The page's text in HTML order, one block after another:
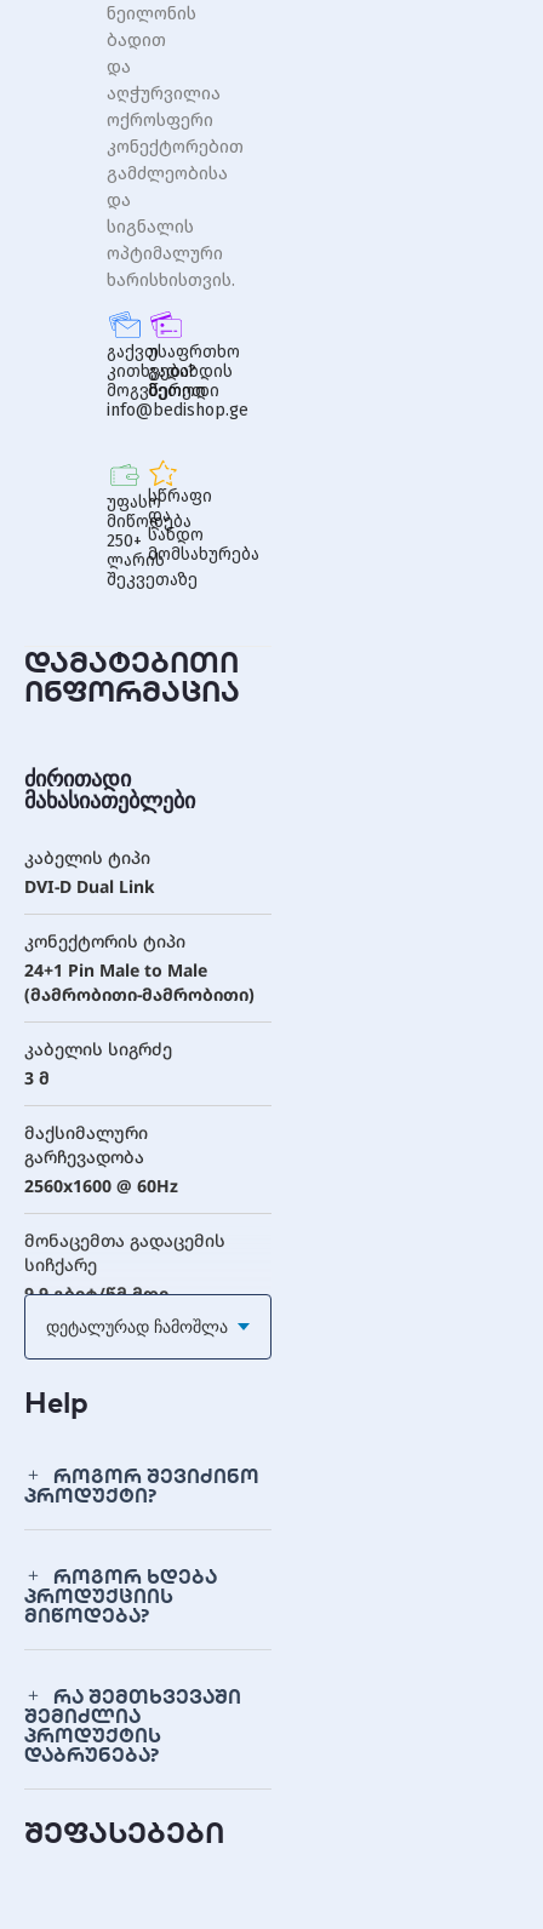
ნეილონის
ბადით
და
აღჭურვილია
ოქროსფერი
კონექტორებით
გამძლეობისა
და
სიგნალის
ოპტიმალური
ხარისხისთვის.
გაქვთ
კითხვები?
მოგვწერეთ
info@bedishop.ge
უსაფრთხო
გადახდის
მეთოდი
უფასო
მიწოდება
250+
ლარის
შეკვეთაზე
სწრაფი
და
სანდო
მომსახურება
დამატებითი
ინფორმაცია
ძირითადი
მახასიათებლები
კაბელის ტიპი
DVI-D Dual Link
კონექტორის ტიპი
24+1 Pin Male to Male
(მამრობითი-მამრობითი)
კაბელის სიგრძე
3 მ
მაქსიმალური
გარჩევადობა
2560x1600 @ 60Hz
მონაცემთა გადაცემის
სიჩქარე
9.9 გბიტ/წმ-მდე
გამტარი
სპილენძი
სამმაგი დაცვა (ალუმინის
ფოლგა + ლითონის
ლენტები + GND)
28AWG
Დეტალურად Ჩამოშლა
Help
როგორ შევიძინო
პროდუქტი?
როგორ ხდება
პროდუქციის
მიწოდება?
რა შემთხვევაში
შემიძლია
პროდუქტის
დაბრუნება?
შეფასებები